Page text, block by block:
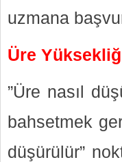
uzmana
Üre
”Üre nasıl
bahsetmek
düşürülür”